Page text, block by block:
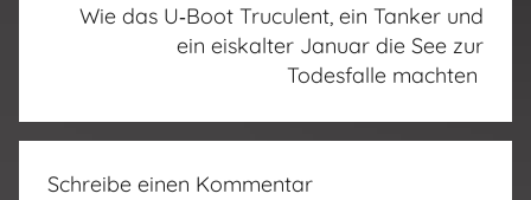
Wie das U‑Boot Truculent, ein Tanker und
ein eiskalter Januar die See zur
Todesfalle machten
Schreibe einen Kommentar